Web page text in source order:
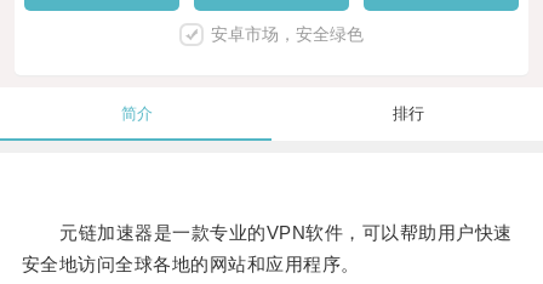
安卓市场，安全绿色
简介 排行
元链加速器是一款专业的VPN软件，可以帮助用户快速
安全地访问全球各地的网站和应用程序。